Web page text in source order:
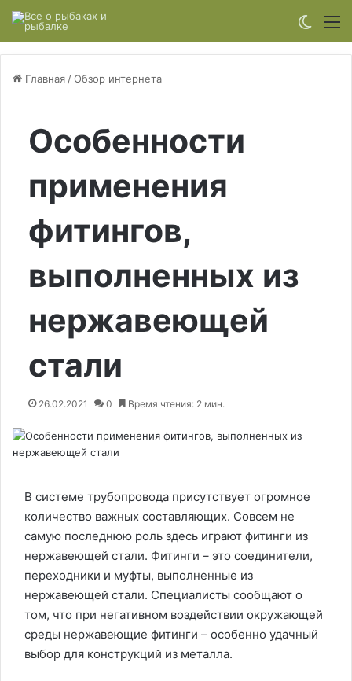
Главная /Обзор интернета
Особенности
применения
фитингов,
выполненных из
нержавеющей
стали
26.02.2021 0 Время чтения: 2 мин.
В системе трубопровода присутствует огромное
количество важных составляющих. Совсем не
самую последнюю роль здесь играют фитинги из
нержавеющей стали. Фитинги – это соединители,
переходники и муфты, выполненные из
нержавеющей стали. Специалисты сообщают о
том, что при негативном воздействии окружающей
среды нержавеющие фитинги – особенно удачный
выбор для конструкций из металла.